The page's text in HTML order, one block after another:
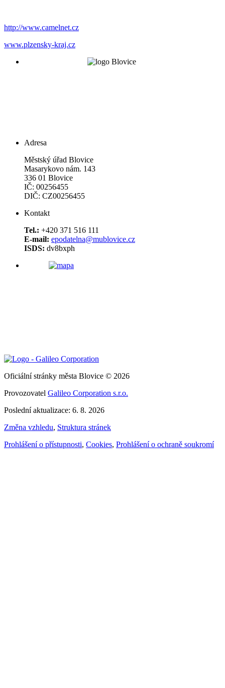
http://www.camelnet.cz
www.plzensky-kraj.cz
Adresa
Městský úřad Blovice
Masarykovo nám. 143
336 01 Blovice
IČ: 00256455
DIČ: CZ00256455
Kontakt
Tel.: +420 371 516 111
E-mail: epodatelna@mublovice.cz
ISDS: dv8bxph
Oficiální stránky města Blovice © 2026
Provozovatel Galileo Corporation s.r.o.
Poslední aktualizace: 6. 8. 2026
Změna vzhledu, Struktura stránek
Prohlášení o přístupnosti, Cookies, Prohlášení o ochraně soukromí